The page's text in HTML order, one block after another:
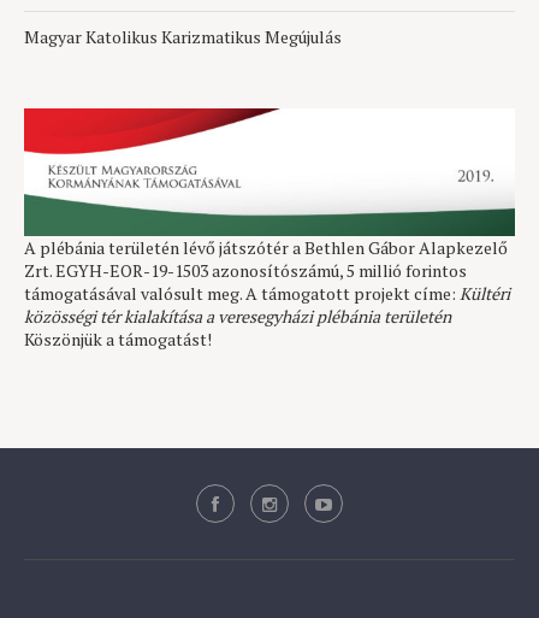
Magyar Katolikus Karizmatikus Megújulás
A plébánia területén lévő játszótér a Bethlen Gábor Alapkezelő
Zrt. EGYH-EOR-19-1503 azonosítószámú, 5 millió forintos
támogatásával valósult meg. A támogatott projekt címe: Kültéri
közösségi tér kialakítása a veresegyházi plébánia területén
Köszönjük a támogatást!